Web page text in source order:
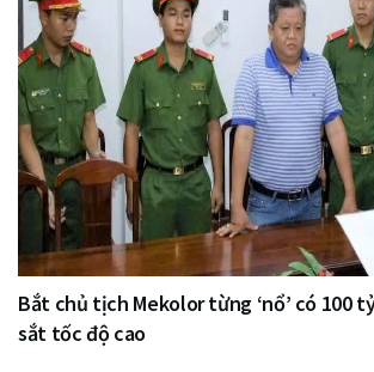
Bắt chủ tịch Mekolor từng ‘nổ’ có 100
sắt tốc độ cao